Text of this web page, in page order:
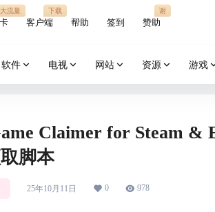
大流量
客户端
下载
帮助 签到 赞助
谢
软件 电视 网站 资源 游戏
Claimer for Steam &
脚本
25年10月11日 0 978